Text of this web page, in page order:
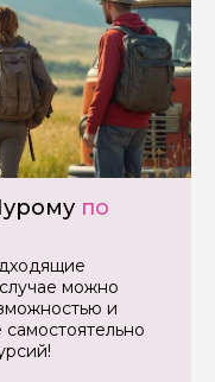
по
можно
и